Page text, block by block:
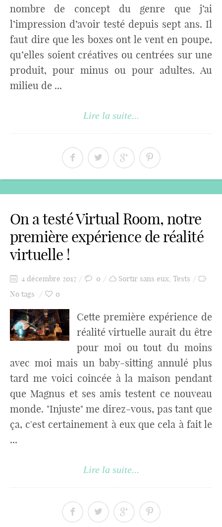
nombre de concept du genre que j’ai
l’impression d’avoir testé depuis sept ans. Il
faut dire que les boxes ont le vent en poupe,
qu’elles soient créatives ou centrées sur une
produit, pour minus ou pour adultes. Au
milieu de ...
Lire la suite...
On a testé Virtual Room, notre
première expérience de réalité
virtuelle !
4 décembre 2017 0 Sortir sans eux, Tests
No tags
0
Cette première expérience de
réalité virtuelle aurait du être
pour moi ou tout du moins
avec moi mais un baby-sitting annulé plus
tard me voici coincée à la maison pendant
que Magnus et ses amis testent ce nouveau
monde. "Injuste" me direz-vous, pas tant que
ça, c'est certainement à eux que cela à fait le
...
Lire la suite...